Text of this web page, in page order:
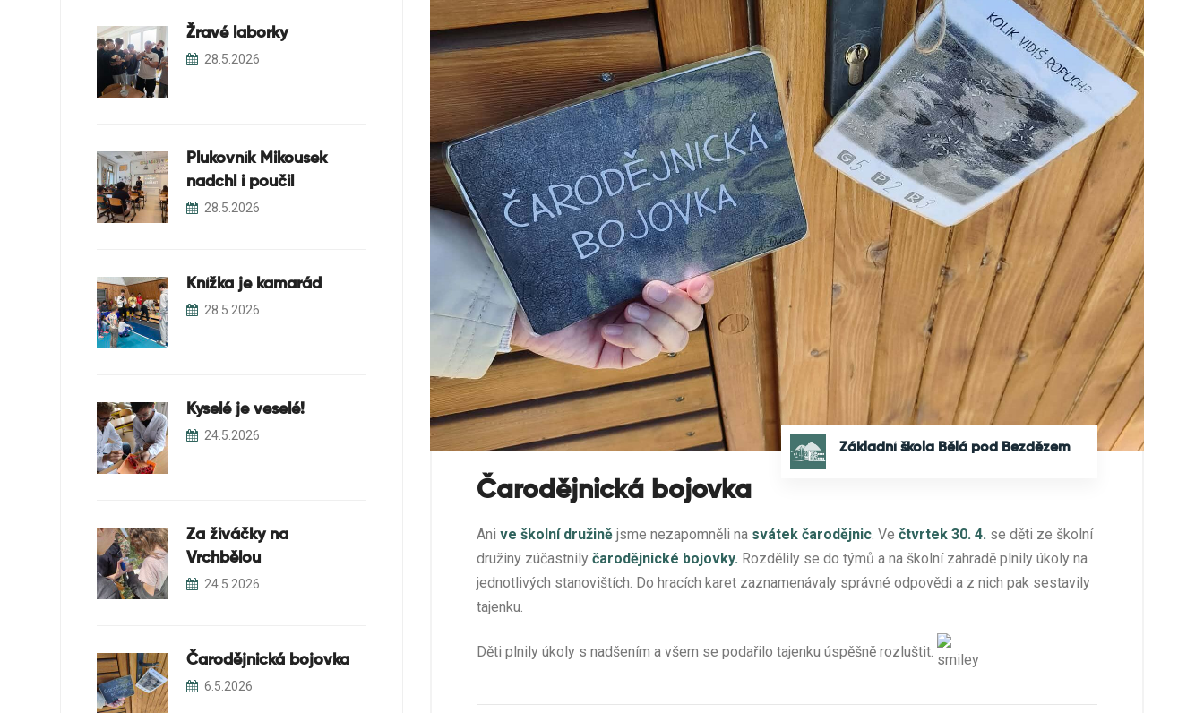
Žravé laborky
28.5.2026
Plukovník Mikousek
nadchl i poučil
28.5.2026
Knížka je kamarád
28.5.2026
Kyselé je veselé!
24.5.2026
Za živáčky na
Vrchbělou
24.5.2026
Čarodějnická bojovka
6.5.2026
Základní škola Bělá pod Bezdězem
Čarodějnická bojovka
Anive školní družině jsme nezapomněli na svátek čarodějnic. Večtvrtek 30. 4. se děti ze školní
družiny zúčastnilyčarodějnické bojovky. Rozdělily se do týmů a na školní zahradě plnily úkoly na
jednotlivých stanovištích. Do hracích karet zaznamenávaly správné odpovědi a z nich pak sestavily
tajenku.
Děti plnily úkoly s nadšením a všem se podařilo tajenku úspěšně rozluštit.